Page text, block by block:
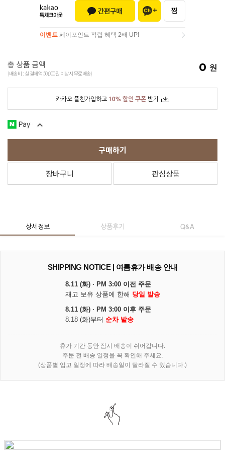
이벤트 페이포인트 적립 혜택 2배 UP!
총 상품 금액
(배송비 : 실 결제액 50,000원 이상시 무료배송) 0 원
카카오 플친가입하고10% 할인 쿠폰 받기
구매하기
장바구니 관심상품
상세정보 상품후기 Q&A
SHIPPING NOTICE | 여름휴가 배송 안내
8.11 (화) · PM 3:00 이전 주문
재고 보유 상품에 한해 당일 발송
8.11 (화) · PM 3:00 이후 주문
8.18 (화)부터 순차 발송
휴가 기간 동안 잠시 배송이 쉬어갑니다.
주문 전 배송 일정을 꼭 확인해 주세요.
(상품별 입고 일정에 따라 배송일이 달라질 수 있습니다.)